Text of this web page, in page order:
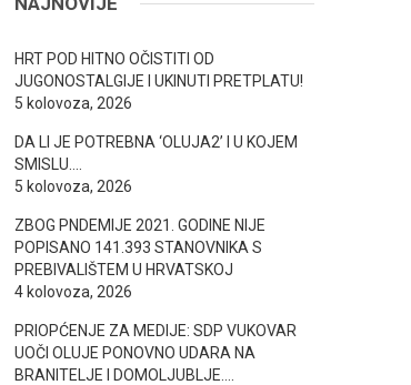
HRT POD HITNO OČISTITI OD
JUGONOSTALGIJE I UKINUTI PRETPLATU!
5 kolovoza, 2026
DA LI JE POTREBNA ‘OLUJA2’ I U KOJEM
SMISLU….
5 kolovoza, 2026
ZBOG PNDEMIJE 2021. GODINE NIJE
POPISANO 141.393 STANOVNIKA S
PREBIVALIŠTEM U HRVATSKOJ
4 kolovoza, 2026
PRIOPĆENJE ZA MEDIJE: SDP VUKOVAR
UOČI OLUJE PONOVNO UDARA NA
BRANITELJE I DOMOLJUBLJE….